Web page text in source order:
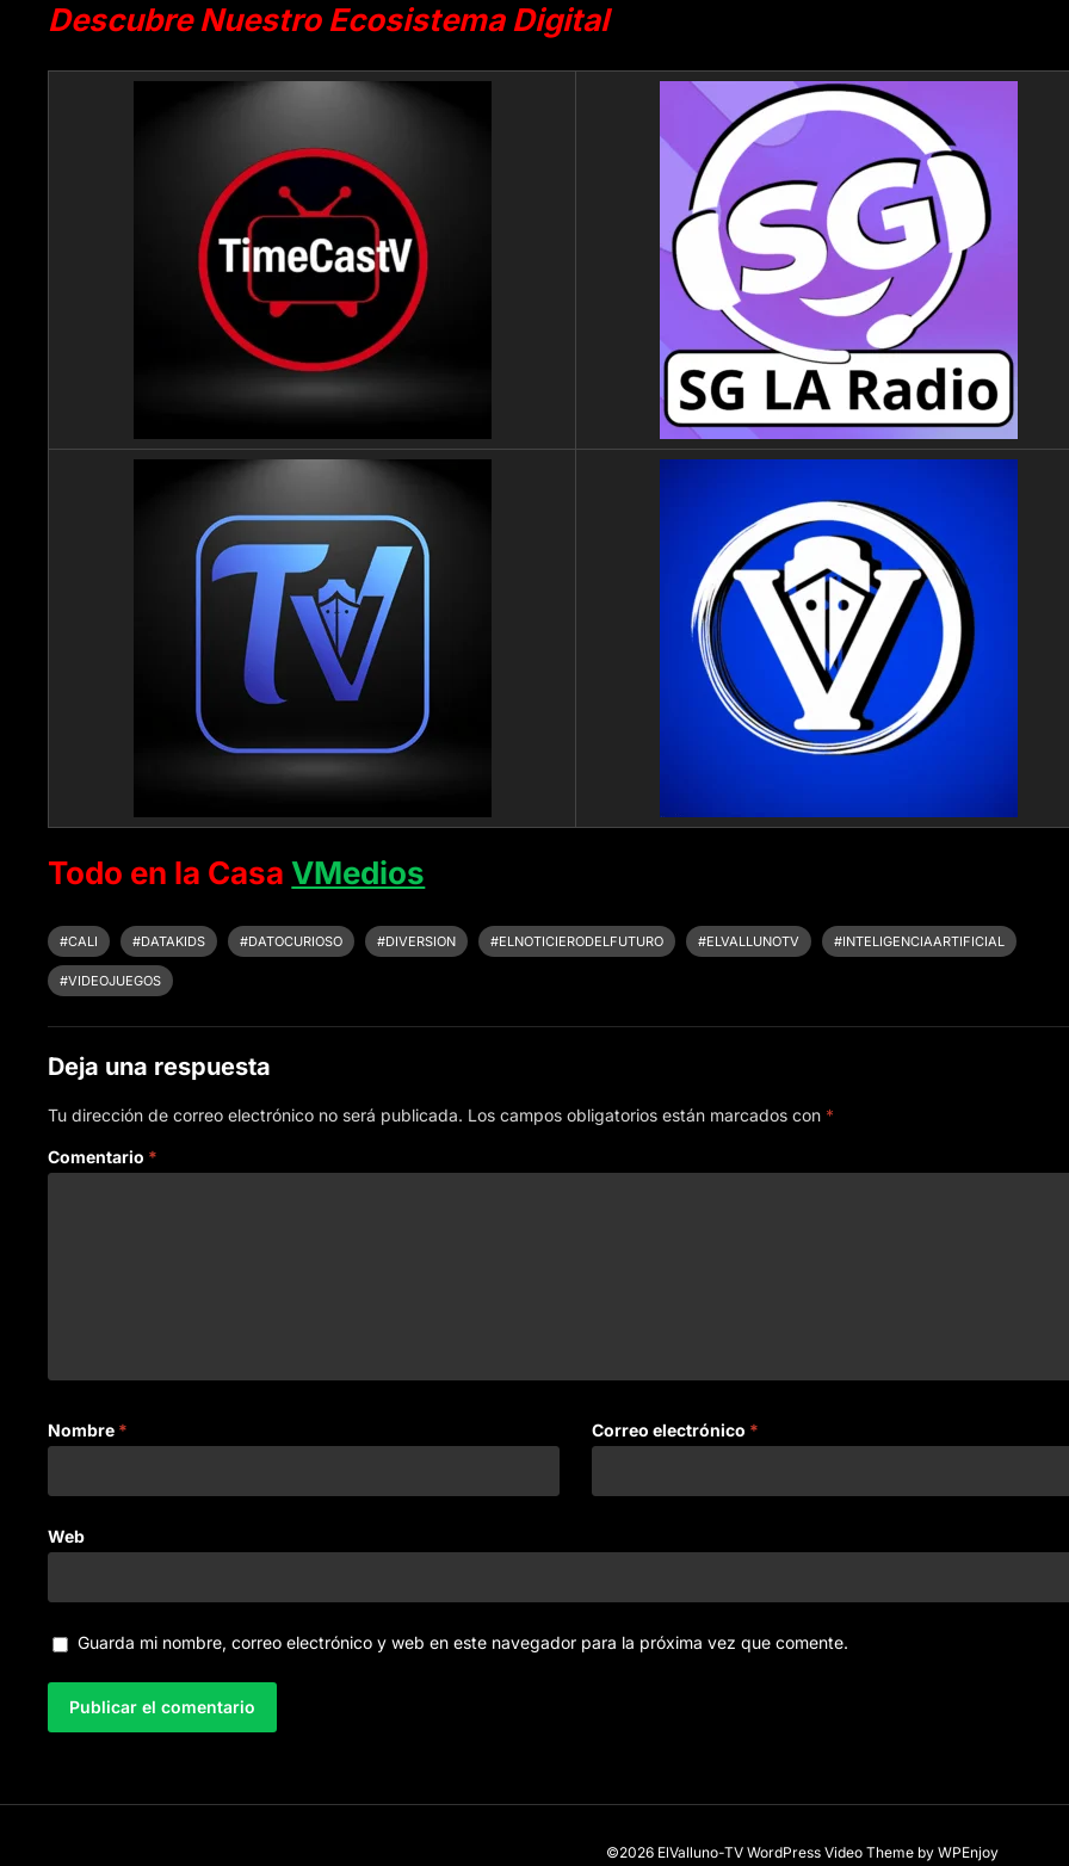
Descubre Nuestro Ecosistema Digital
Todo en la CasaVMedios
#CALI #DATAKIDS #DATOCURIOSO #DIVERSION #ELNOTICIERODELFUTURO #ELVALLUNOTV #INTELIGENCIAARTIFICIAL
#VIDEOJUEGOS
Deja una respuesta
Tu dirección de correo electrónico no será publicada. Los campos obligatorios están marcados con *
Comentario *
Nombre * Correo electrónico *
Web
Guarda mi nombre, correo electrónico y web en este navegador para la próxima vez que comente.
©2026 ElValluno-TV WordPress Video Themeby WPEnjoy